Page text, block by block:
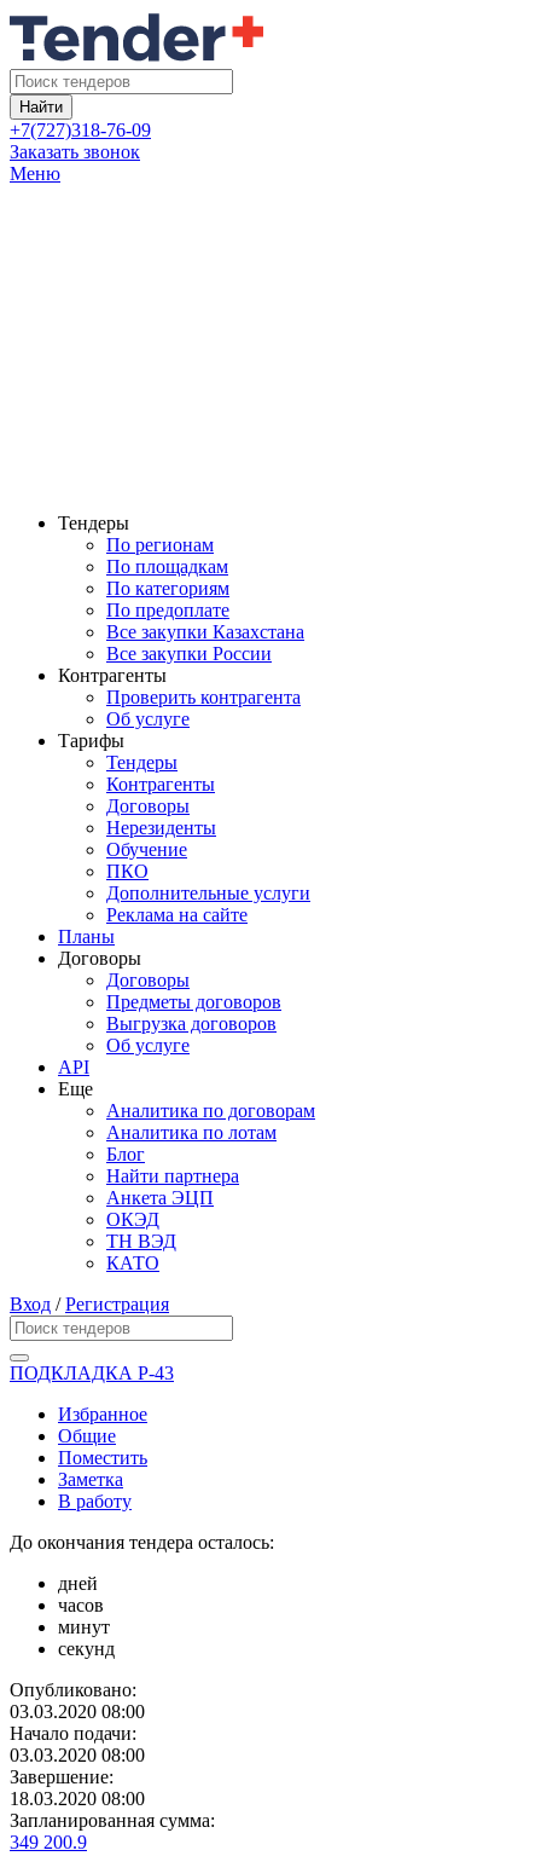
Найти
+7(727)318-76-09
Заказать звонок
Меню
Тендеры
По регионам
По площадкам
По категориям
По предоплате
Все закупки Казахстана
Все закупки России
Контрагенты
Проверить контрагента
Об услуге
Тарифы
Тендеры
Контрагенты
Договоры
Нерезиденты
Обучение
ПКО
Дополнительные услуги
Реклама на сайте
Планы
Договоры
Договоры
Предметы договоров
Выгрузка договоров
Об услуге
API
Еще
Аналитика по договорам
Аналитика по лотам
Блог
Найти партнера
Анкета ЭЦП
ОКЭД
ТН ВЭД
КАТО
Вход /Регистрация
ПОДКЛАДКА Р-43
Избранное
Общие
Поместить
Заметка
В работу
До окончания тендера осталось:
дней
часов
минут
секунд
Опубликовано:
03.03.2020 08:00
Начало подачи:
03.03.2020 08:00
Завершение:
18.03.2020 08:00
Запланированная сумма:
349 200.9